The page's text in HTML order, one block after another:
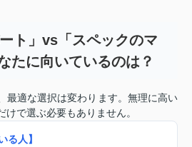
ト」vs「スペックのマ
たに向いているのは？
最適な選択は変わります。無理に高い
で選ぶ必要もありません。
る人】